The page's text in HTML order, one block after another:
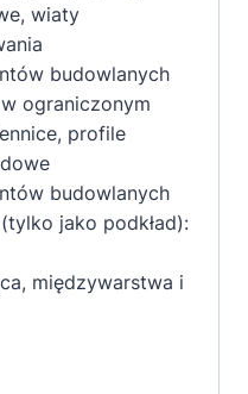
wiaty
budowlanych
ograniczonym
profile
budowlanych
jako podkład):
międzywarstwa i